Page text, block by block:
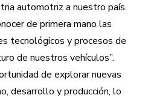
automotriz a nuestro país.
de primera mano las
tecnológicos y procesos de
de nuestros vehículos”.
de explorar nuevas
desarrollo y producción, lo